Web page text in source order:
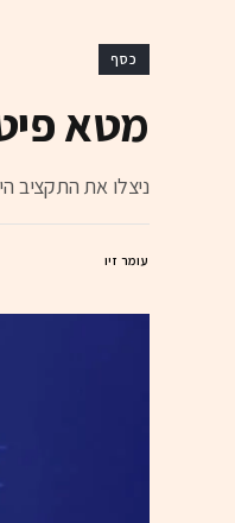
כסף
מטא
ניצלו את התקציב
עומר זיו